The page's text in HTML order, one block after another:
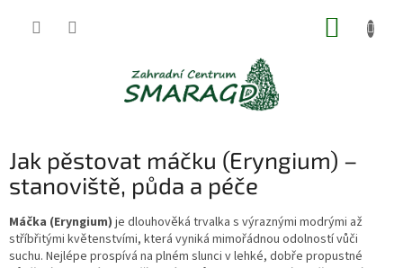
Jak pěstovat máčku (Eryngium) –
stanoviště, půda a péče
Máčka (Eryngium) je dlouhověká trvalka s výraznými modrými až
stříbřitými květenstvími, která vyniká mimořádnou odolností vůči
suchu. Nejlépe prospívá na plném slunci v lehké, dobře propustné